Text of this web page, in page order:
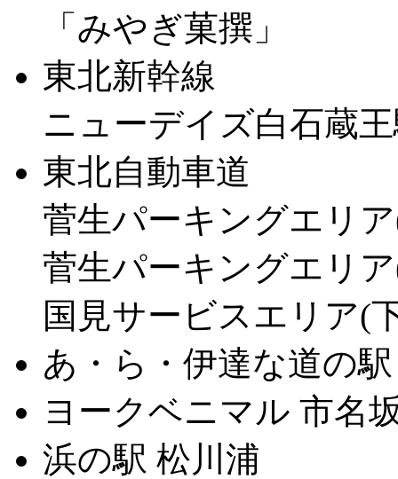
「みやぎ菓撰」
東北新幹線
ニューデイズ白石蔵
東北自動車道
菅生パーキングエリ
菅生パーキングエリ
国見サービスエリア(
あ・ら・伊達な道の駅
ヨークベニマル 市名
浜の駅 松川浦